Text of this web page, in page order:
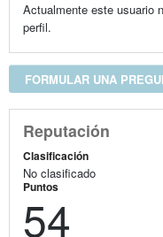
Actualmente este usuario
perfil.
FORMULAR UNA
Reputación
Clasificación
No clasificado
Puntos
54